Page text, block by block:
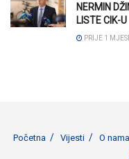
NERMIN
LISTE CIK-U
PRIJE 1
Početna Vijesti O nama